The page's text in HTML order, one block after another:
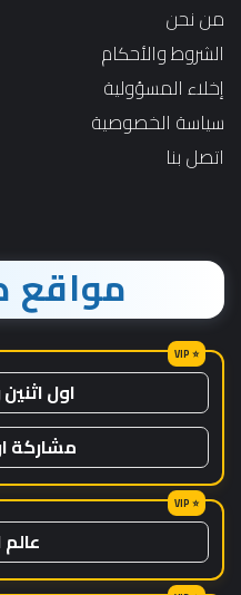
من نحن
الشروط والأحكام
إخلاء المسؤولية
سياسة الخصوصية
اتصل بنا
مواقع
اول
مشاركة